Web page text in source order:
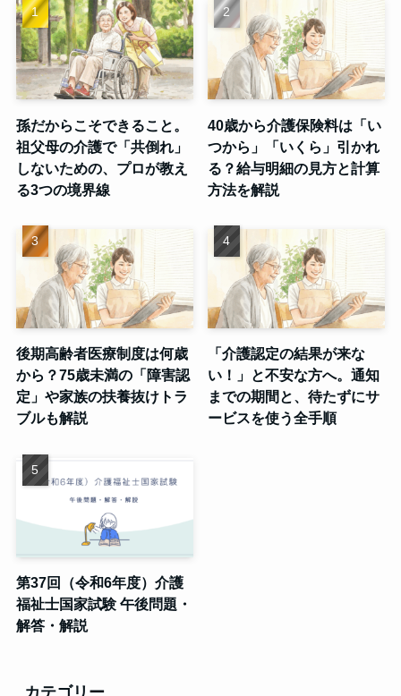
孫だからこそできること。
祖父母の介護で「共倒れ」
しないための、プロが教え
る3つの境界線
40歳から介護保険料は「い
つから」「いくら」引かれ
る？給与明細の見方と計算
方法を解説
後期高齢者医療制度は何歳
から？75歳未満の「障害認
定」や家族の扶養抜けトラ
ブルも解説
「介護認定の結果が来な
い！」と不安な方へ。通知
までの期間と、待たずにサ
ービスを使う全手順
第37回（令和6年度）介護
福祉士国家試験 午後問題・
解答・解説